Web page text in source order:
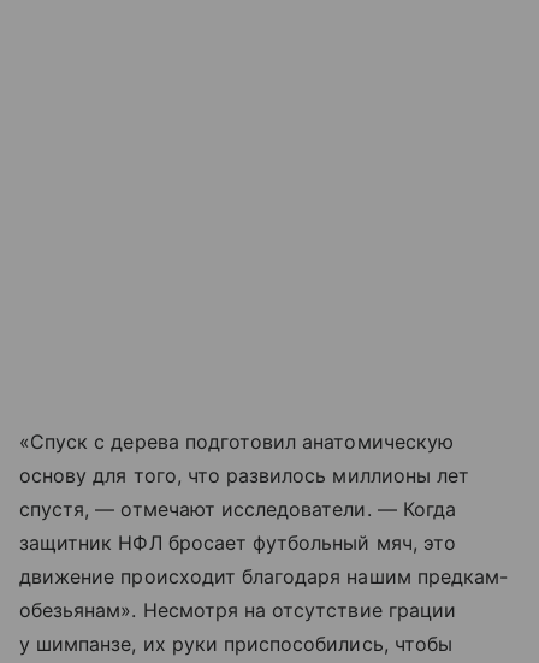
«Спуск с дерева подготовил анатомическую
основу для того, что развилось миллионы лет
спустя, — отмечают исследователи. — Когда
защитник НФЛ бросает футбольный мяч, это
движение происходит благодаря нашим предкам-
обезьянам». Несмотря на отсутствие грации
у шимпанзе, их руки приспособились, чтобы